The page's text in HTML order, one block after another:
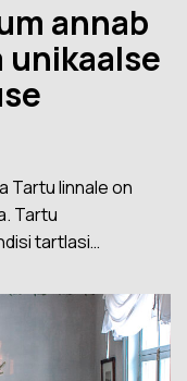
annab
unikaalse
Tartu linnale on
Tartu
tartlasi…